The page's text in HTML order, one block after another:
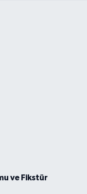
ve Fikstür